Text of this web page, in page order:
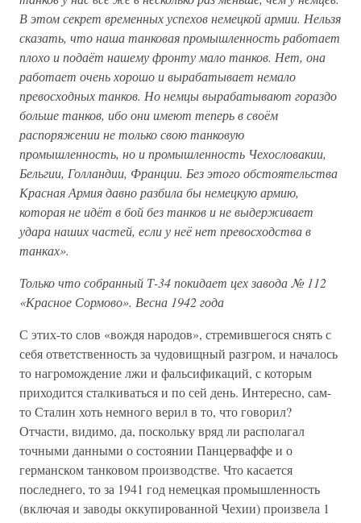
В этом секрет временных успехов немецкой армии. Нельзя
сказать, что наша танковая промышленность работает
плохо и подаёт нашему фронту мало танков. Нет, она
работает очень хорошо и вырабатывает немало
превосходных танков. Но немцы вырабатывают гораздо
больше танков, ибо они имеют теперь в своём
распоряжении не только свою танковую
промышленность, но и промышленность Чехословакии,
Бельгии, Голландии, Франции. Без этого обстоятельства
Красная Армия давно разбила бы немецкую армию,
которая не идёт в бой без танков и не выдерживает
удара наших частей, если у неё нет превосходства в
танках».
Только что собранный Т-34 покидает цех завода № 112
«Красное Сормово». Весна 1942 года
С этих-то слов «вождя народов», стремившегося снять с
себя ответственность за чудовищный разгром, и началось
то нагромождение лжи и фальсификаций, с которым
приходится сталкиваться и по сей день. Интересно, сам-
то Сталин хоть немного верил в то, что говорил?
Отчасти, видимо, да, поскольку вряд ли располагал
точными данными о состоянии Панцерваффе и о
германском танковом производстве. Что касается
последнего, то за 1941 год немецкая промышленность
(включая и заводы оккупированной Чехии) произвела 1